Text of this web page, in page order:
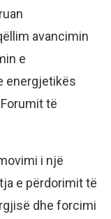
avancimin
e
energjetikës
të
i një
e përdorimit të
dhe forcimi